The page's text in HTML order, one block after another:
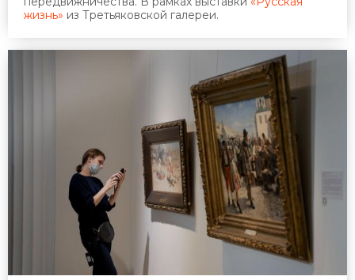
жизнь» из Третьяковской галереи.